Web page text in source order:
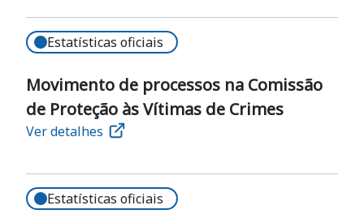
Estatísticas oficiais
Movimento de processos na Comissão
de Proteção às Vítimas de Crimes
Ver detalhes
Estatísticas oficiais